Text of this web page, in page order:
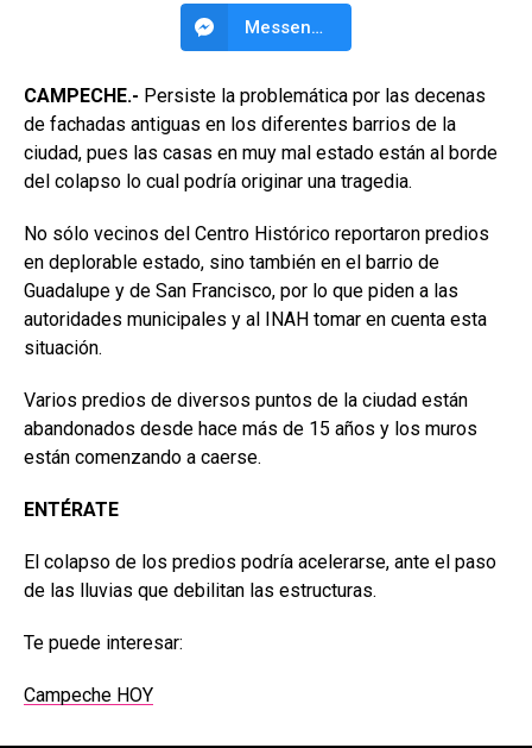
Messenger
CAMPECHE.- Persiste la problemática por las decenas
de fachadas antiguas en los diferentes barrios de la
ciudad, pues las casas en muy mal estado están al borde
del colapso lo cual podría originar una tragedia.
No sólo vecinos del Centro Histórico reportaron predios
en deplorable estado, sino también en el barrio de
Guadalupe y de San Francisco, por lo que piden a las
autoridades municipales y al INAH tomar en cuenta esta
situación.
Varios predios de diversos puntos de la ciudad están
abandonados desde hace más de 15 años y los muros
están comenzando a caerse.
ENTÉRATE
El colapso de los predios podría acelerarse, ante el paso
de las lluvias que debilitan las estructuras.
Te puede interesar:
Campeche HOY